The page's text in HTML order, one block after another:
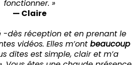
fonctionner. »
— Claire
-dès réception et en prenant le
vidéos. Elles m’ont beaucoup
dites est simple, clair et m’a